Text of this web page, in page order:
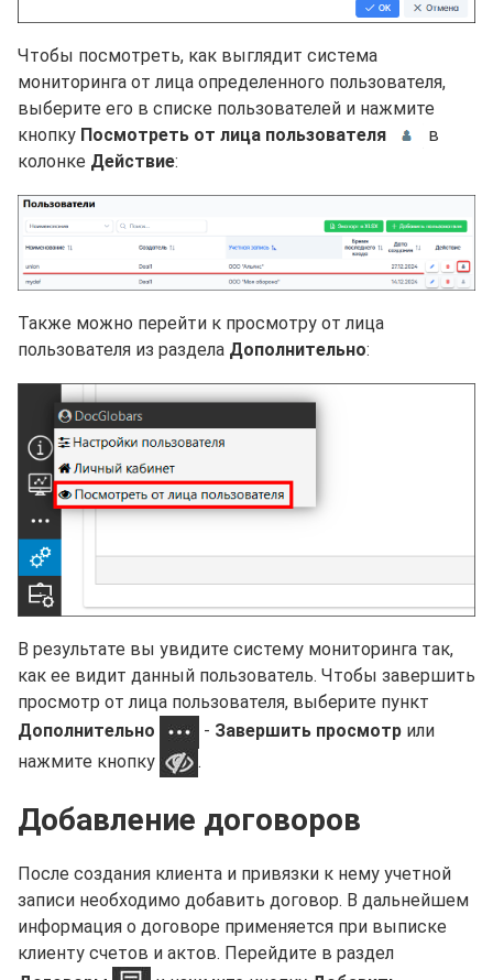
Чтобы посмотреть, как выглядит система
мониторинга от лица определенного пользователя,
выберите его в списке пользователей и нажмите
кнопку Посмотреть от лица пользователя
в
колонке Действие:
Также можно перейти к просмотру от лица
пользователя из раздела Дополнительно:
В результате вы увидите систему мониторинга так,
как ее видит данный пользователь. Чтобы завершить
просмотр от лица пользователя, выберите пункт
Дополнительно
- Завершить просмотр или
нажмите кнопку
.
Добавление договоров
После создания клиента и привязки к нему учетной
записи необходимо добавить договор. В дальнейшем
информация о договоре применяется при выписке
клиенту счетов и актов. Перейдите в раздел